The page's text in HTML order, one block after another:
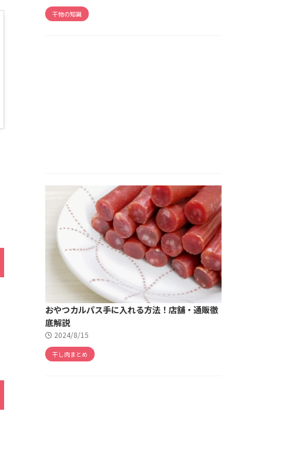
干物の知識
おやつカルパス手に入れる方法！店舗・通販徹
底解説
2024/8/15
干し肉まとめ